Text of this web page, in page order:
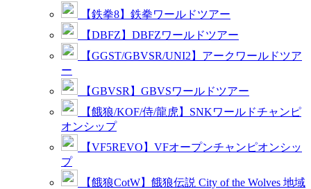
【鉄拳8】鉄拳ワールドツアー
【DBFZ】DBFZワールドツアー
【GGST/GBVSR/UNI2】アークワールドツア
ー
【GBVSR】GBVSワールドツアー
【餓狼/KOF/侍/龍虎】SNKワールドチャンピ
オンシップ
【VF5REVO】VFオープンチャンピオンシッ
プ
【餓狼CotW】餓狼伝説 City of the Wolves 地域